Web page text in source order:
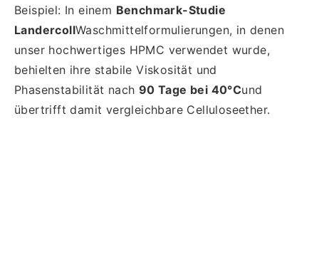
Beispiel: In einem Benchmark-Studie
LandercollWaschmittelformulierungen, in denen
unser hochwertiges HPMC verwendet wurde,
behielten ihre stabile Viskosität und
Phasenstabilität nach 90 Tage bei 40°Cund
übertrifft damit vergleichbare Celluloseether.